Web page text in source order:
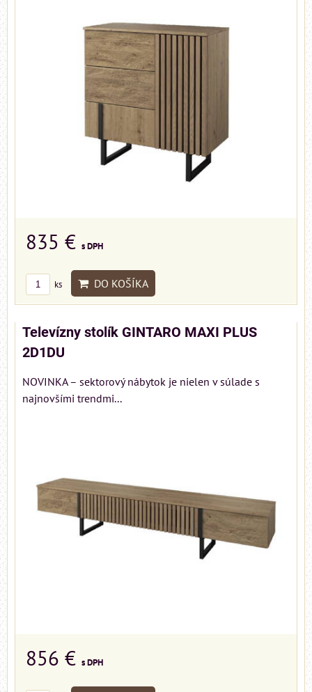
835 € s DPH
ks DO KOŠÍKA
Televízny stolík GINTARO MAXI PLUS
2D1DU
NOVINKA – sektorový nábytok je nielen v súlade s
najnovšími trendmi...
856 € s DPH